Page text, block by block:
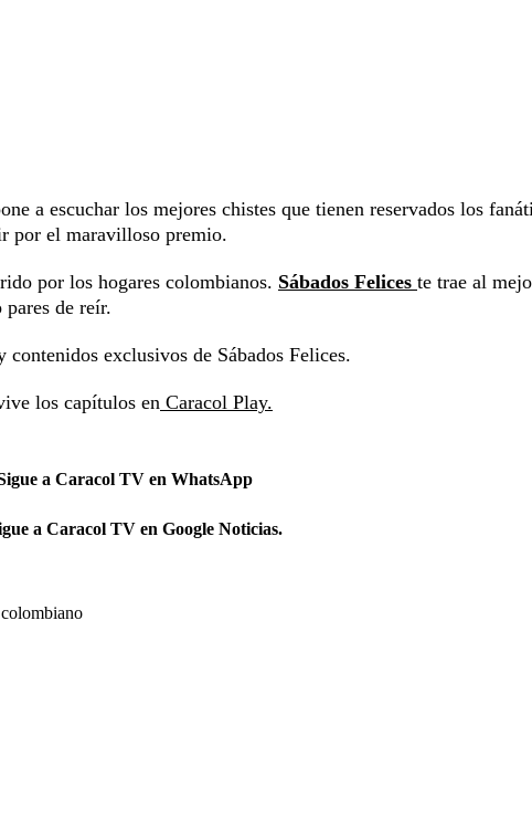
a escuchar los mejores chistes que tienen reservados los
por el maravilloso premio.
por los hogares colombianos. Sábados Felices te trae al
de reír.
exclusivos de Sábados Felices.
los capítulos en Caracol Play.
a Caracol TV en WhatsApp
a Caracol TV en Google Noticias.